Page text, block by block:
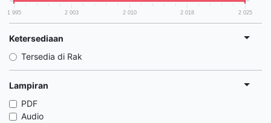
1 995 2 003 2 010 2 018 2 025
Ketersediaan
Tersedia di Rak
Lampiran
PDF
Audio